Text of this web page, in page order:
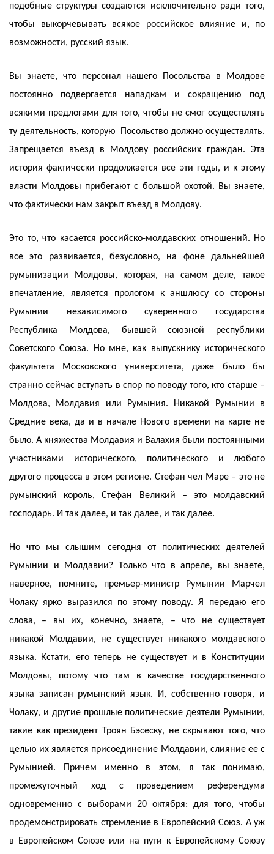
подобные структуры создаются исключительно ради того,
чтобы выкорчевывать всякое российское влияние и, по
возможности, русский язык.
Вы знаете, что персонал нашего Посольства в Молдове
постоянно подвергается нападкам и сокращению под
всякими предлогами для того, чтобы не смог осуществлять
ту деятельность, которую Посольство должно осуществлять.
Запрещается въезд в Молдову российских граждан. Эта
история фактически продолжается все эти годы, и к этому
власти Молдовы прибегают с большой охотой. Вы знаете,
что фактически нам закрыт въезд в Молдову.
Это то, что касается российско-молдавских отношений. Но
все это развивается, безусловно, на фоне дальнейшей
румынизации Молдовы, которая, на самом деле, такое
впечатление, является прологом к аншлюсу со стороны
Румынии независимого суверенного государства
Республика Молдова, бывшей союзной республики
Советского Союза. Но мне, как выпускнику исторического
факультета Московского университета, даже было бы
странно сейчас вступать в спор по поводу того, кто старше –
Молдова, Молдавия или Румыния. Никакой Румынии в
Средние века, да и в начале Нового времени на карте не
было. А княжества Молдавия и Валахия были постоянными
участниками исторического, политического и любого
другого процесса в этом регионе. Стефан чел Маре – это не
румынский король, Стефан Великий – это молдавский
господарь. И так далее, и так далее, и так далее.
Но что мы слышим сегодня от политических деятелей
Румынии и Молдавии? Только что в апреле, вы знаете,
наверное, помните, премьер-министр Румынии Марчел
Чолаку ярко выразился по этому поводу. Я передаю его
слова, – вы их, конечно, знаете, – что не существует
никакой Молдавии, не существует никакого молдавского
языка. Кстати, его теперь не существует и в Конституции
Молдовы, потому что там в качестве государственного
языка записан румынский язык. И, собственно говоря, и
Чолаку, и другие прошлые политические деятели Румынии,
такие как президент Троян Бэсеску, не скрывают того, что
целью их является присоединение Молдавии, слияние ее с
Румынией. Причем именно в этом, я так понимаю,
промежуточный ход с проведением референдума
одновременно с выборами 20 октября: для того, чтобы
продемонстрировать стремление в Европейский Союз. А уж
в Европейском Союзе или на пути к Европейскому Союзу